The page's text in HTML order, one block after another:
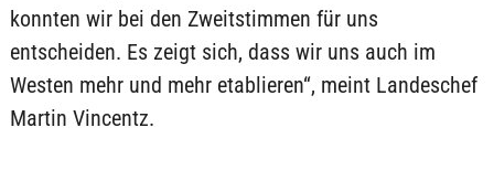
konnten wir bei den Zweitstimmen für uns
entscheiden. Es zeigt sich, dass wir uns auch im
Westen mehr und mehr etablieren“, meint Landeschef
Martin Vincentz.